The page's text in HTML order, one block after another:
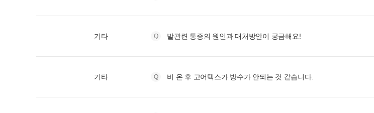
기타 발관련 통증의 원인과 대처방안이 궁금해요!
기타 비 온 후 고어텍스가 방수가 안되는 것 같습니다.